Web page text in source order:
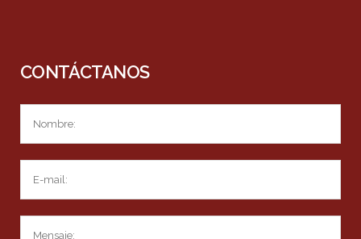
CONTÁCTANOS